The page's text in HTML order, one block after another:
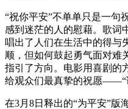
“祝你平安”不单单只是一句
感到迷茫的人的慰藉。歌词
唱出了人们在生活中的得与
顺，但如何鼓起勇气面对难
指引了方向。电影用喜剧的
给观众们最真挚的祝愿——“
在3月8日释出的“为平安”版